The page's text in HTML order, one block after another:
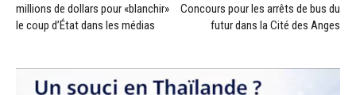
millions de dollars pour «blanchir»
le coup d’État dans les médias
Concours pour les arrêts de bus du
futur dans la Cité des Anges